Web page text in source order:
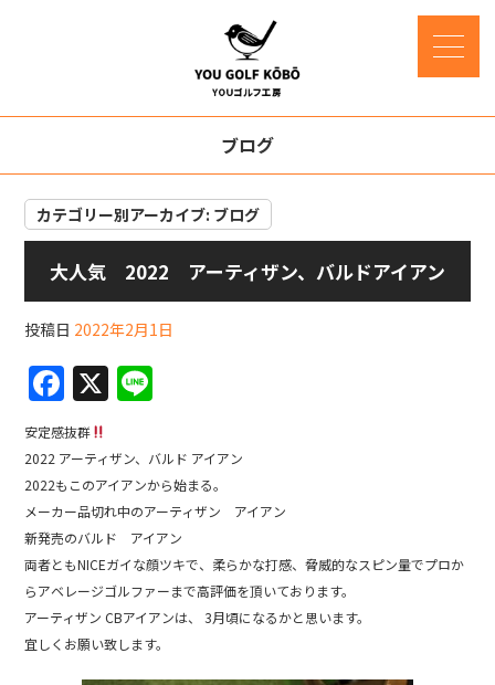
ブログ
カテゴリー別アーカイブ: ブログ
大人気 2022 アーティザン、バルドアイアン
投稿日 2022年2月1日
F
a
c
e
b
o
o
k
X
e
安定感抜群
2022 アーティザン、バルド アイアン
2022もこのアイアンから始まる。
メーカー品切れ中のアーティザン アイアン
新発売のバルド アイアン
両者ともNICEガイな顔ツキで、柔らかな打感、脅威的なスピン量でプロか
らアベレージゴルファーまで高評価を頂いております。
アーティザン CBアイアンは、 3月頃になるかと思います。
宜しくお願い致します。